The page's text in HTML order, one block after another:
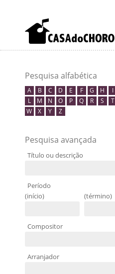
Pesquisa alfabética
A B C D E F G H I
L
M N O P Q R S T
W
X Y Z
Pesquisa avançada
Título ou descrição
Período
(início)
(término)
Compositor
Arranjador